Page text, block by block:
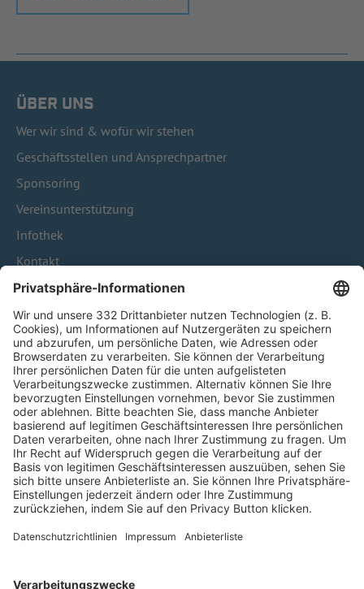
ÜBER UNS
Wer wir sind & wofür wir stehen
Geschäftsstellen und Ansprechpartner
Sponsoring
Vereinsunterstützung
Infothek
Kontakt
HÄUFIG BESUCHTE SEITEN
Pässe und Vereinswechsel
Trainerausbildung
Schulungsangebot Vereinsmitarbeiter
BFV-Geschäftsstellen
Trainerbörse
Login SpielPlus
FOLGE DEM BFV